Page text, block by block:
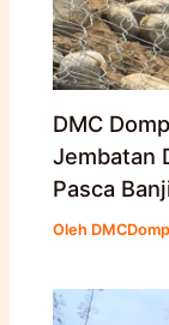
DMC
Jembatan
Pasca
Oleh